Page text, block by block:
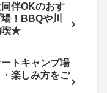
伴OKのおす
！BBQや川
喫★
トキャンプ場
楽しみ方をご